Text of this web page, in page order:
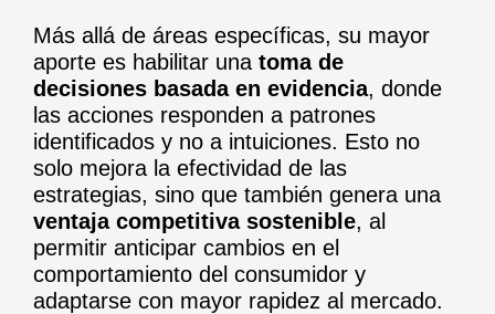
Más allá de áreas específicas, su mayor
aporte es habilitar una toma de
decisiones basada en evidencia, donde
las acciones responden a patrones
identificados y no a intuiciones. Esto no
solo mejora la efectividad de las
estrategias, sino que también genera una
ventaja competitiva sostenible, al
permitir anticipar cambios en el
comportamiento del consumidor y
adaptarse con mayor rapidez al mercado.